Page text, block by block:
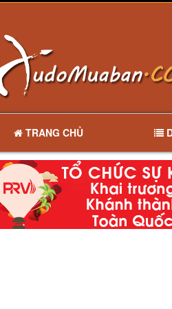
TRANG CHỦ